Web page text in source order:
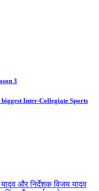
3
biggest Inter-Collegiate Sports